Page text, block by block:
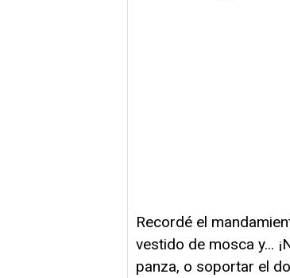
Recordé el
vestido de mosca y...
panza, o soportar el